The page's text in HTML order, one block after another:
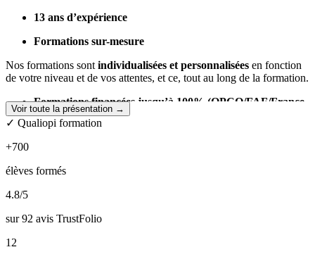
13 ans d’expérience
Formations sur-mesure
Nos formations sont individualisées et personnalisées en fonction
de votre niveau et de vos attentes, et ce, tout au long de la formation.
Formations financées jusqu’à 100% (OPCO/FAF/France
Travail)
prise en charge. Chez AdPremier nous déposons pour vous la
demande de financement !
répondre à vos questions et vous accompagner.
Voir toute la présentation →
✓ Qualiopi formation
+700
élèves formés
4.8/5
sur 92 avis TrustFolio
12